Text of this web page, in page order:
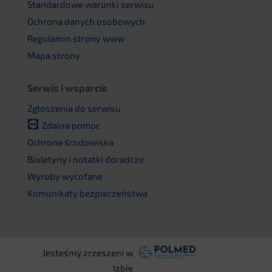
Standardowe warunki serwisu
Ochrona danych osobowych
Regulamin strony www
Mapa strony
Serwis i wsparcie
Zgłoszenia do serwisu
Zdalna pomoc
Ochrona środowiska
Biuletyny i notatki doradcze
Wyroby wycofane
Komunikaty bezpieczeństwa
Jesteśmy zrzeszeni w
Izbie